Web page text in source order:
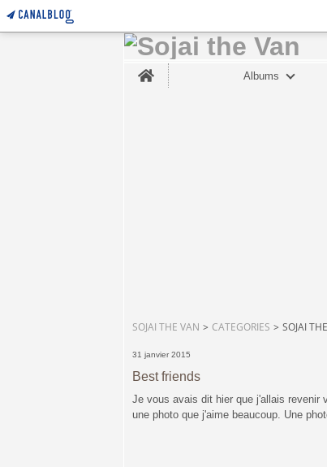
Home
Albums
SOJAI THE VAN > CATEGORIES > SOJAI
31 janvier 2015
Best friends
Je vous avais dit hier que j'allais revenir
une photo que j'aime beaucoup. Une